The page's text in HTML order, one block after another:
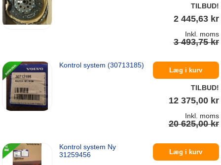
TILBUD!
2 445,63 kr
Inkl. moms
3 493,75 kr
På lager
Kontrol system (30713185)
Læg i kurv
TILBUD!
12 375,00 kr
Inkl. moms
20 625,00 kr
På lager
Kontrol system Ny
31259456
Læg i kurv